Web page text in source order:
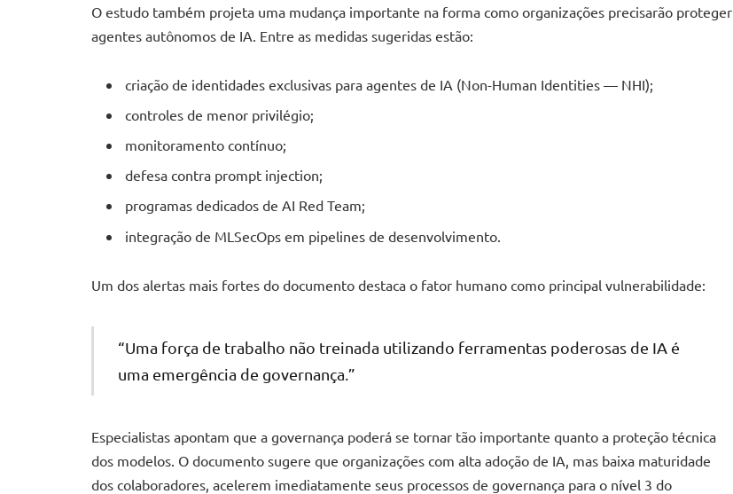
O estudo também projeta uma mudança importante na forma como organizações precisarão proteger
agentes autônomos de IA. Entre as medidas sugeridas estão:
criação de identidades exclusivas para agentes de IA (Non-Human Identities — NHI);
controles de menor privilégio;
monitoramento contínuo;
defesa contra prompt injection;
programas dedicados de AI Red Team;
integração de MLSecOps em pipelines de desenvolvimento.
Um dos alertas mais fortes do documento destaca o fator humano como principal vulnerabilidade:
“Uma força de trabalho não treinada utilizando ferramentas poderosas de IA é
uma emergência de governança.”
Especialistas apontam que a governança poderá se tornar tão importante quanto a proteção técnica
dos modelos. O documento sugere que organizações com alta adoção de IA, mas baixa maturidade
dos colaboradores, acelerem imediatamente seus processos de governança para o nível 3 do